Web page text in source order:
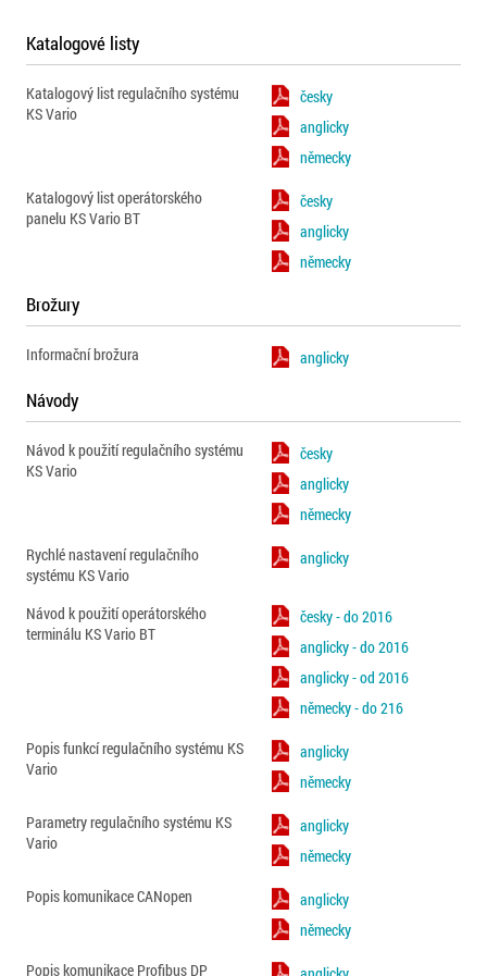
Katalogové listy
Katalogový list regulačního systému
KS Vario
česky
anglicky
německy
Katalogový list operátorského
panelu KS Vario BT
česky
anglicky
německy
Brožury
Informační brožura anglicky
Návody
Návod k použití regulačního systému
KS Vario
česky
anglicky
německy
Rychlé nastavení regulačního
systému KS Vario
anglicky
Návod k použití operátorského
terminálu KS Vario BT
česky - do 2016
anglicky - do 2016
anglicky - od 2016
německy - do 216
Popis funkcí regulačního systému KS
Vario
anglicky
německy
Parametry regulačního systému KS
Vario
anglicky
německy
Popis komunikace CANopen
anglicky
německy
Popis komunikace Profibus DP